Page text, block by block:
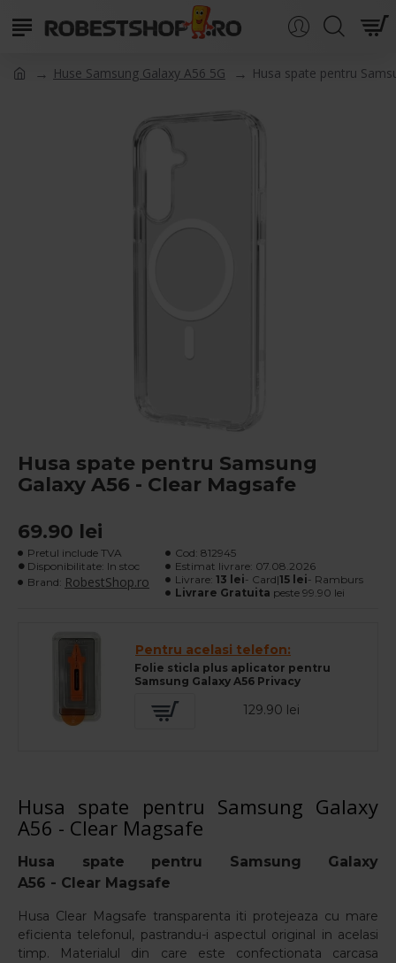
Huse Samsung Galaxy A56 5G Husa spate pentru
Husa spate pentru Samsung
Galaxy A56 - Clear Magsafe
69.90 lei
Pretul include TVA
Disponibilitate: In stoc
Brand: RobestShop.ro
Cod: 812945
Estimat livrare: 07.08.2026
Livrare: 13 lei- Card|15 lei- Ramburs
Livrare Gratuita peste 99.90 lei
Pentru acelasi telefon:
Folie sticla plus aplicator pentru
Samsung Galaxy A56 Privacy
129.90 lei
Husa spate pentru Samsung Galaxy
A56 - Clear Magsafe
Husa spate pentru Samsung Galaxy
A56 - Clear Magsafe
Husa Clear Magsafe transparenta iti protejeaza cu mare
eficienta telefonul, pastrandu-i aspectul original in acelasi
timp. Materialul din care este confectionata carcasa